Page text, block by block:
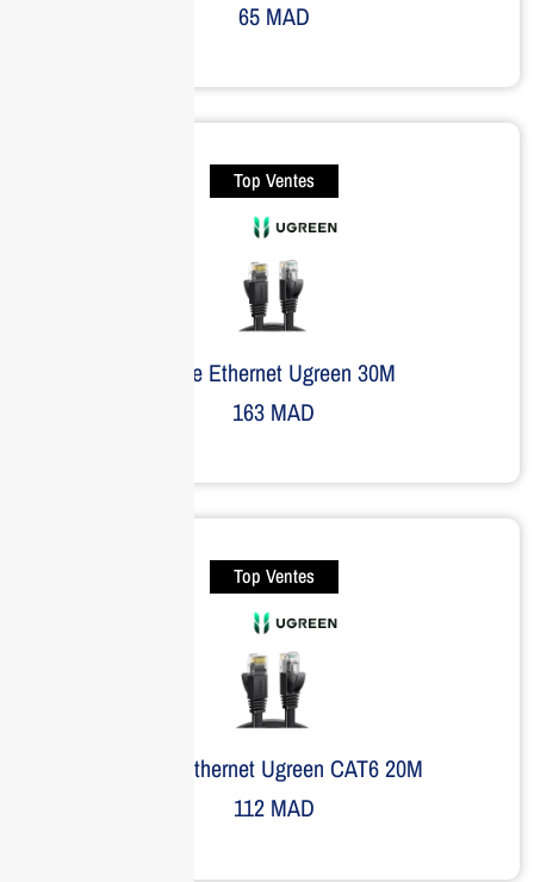
65MAD
Top Ventes
Câble Ethernet Ugreen 30M
163 MAD
Top Ventes
Câble Ethernet Ugreen CAT6 20M
112MAD